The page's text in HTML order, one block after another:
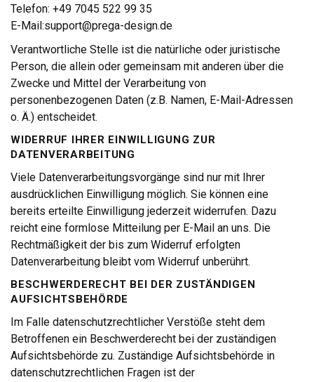
Telefon: +49 7045 522 99 35
E-Mail:support@prega-design.de
Verantwortliche Stelle ist die natürliche oder juristische
Person, die allein oder gemeinsam mit anderen über die
Zwecke und Mittel der Verarbeitung von
personenbezogenen Daten (z.B. Namen, E-Mail-Adressen
o. Ä.) entscheidet.
WIDERRUF IHRER EINWILLIGUNG ZUR
DATENVERARBEITUNG
Viele Datenverarbeitungsvorgänge sind nur mit Ihrer
ausdrücklichen Einwilligung möglich. Sie können eine
bereits erteilte Einwilligung jederzeit widerrufen. Dazu
reicht eine formlose Mitteilung per E-Mail an uns. Die
Rechtmäßigkeit der bis zum Widerruf erfolgten
Datenverarbeitung bleibt vom Widerruf unberührt.
BESCHWERDERECHT BEI DER ZUSTÄNDIGEN
AUFSICHTSBEHÖRDE
Im Falle datenschutzrechtlicher Verstöße steht dem
Betroffenen ein Beschwerderecht bei der zuständigen
Aufsichtsbehörde zu. Zuständige Aufsichtsbehörde in
datenschutzrechtlichen Fragen ist der